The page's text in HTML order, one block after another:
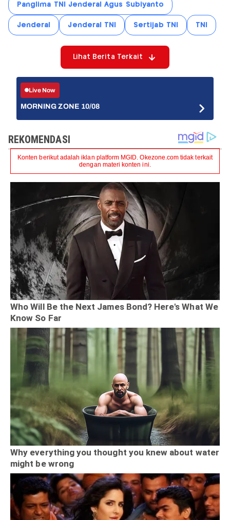
Panglima TNI Jenderal Agus Subiyanto
Jenderal Jenderal TNI Sertijab TNI TNI
Lihat Berita Terkait
Live Now
MORNING ZONE 10/08